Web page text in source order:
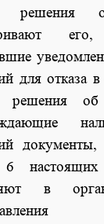
решения
для отказа в
решения
6
в